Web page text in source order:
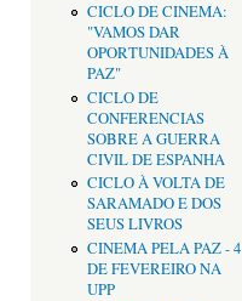
CICLO DE CINEMA:
"VAMOS DAR
OPORTUNIDADES À
PAZ"
CICLO DE
CONFERENCIAS
SOBRE A GUERRA
CIVIL DE ESPANHA
CICLO À VOLTA DE
SARAMADO E DOS
SEUS LIVROS
CINEMA PELA PAZ - 4
DE FEVEREIRO NA
UPP